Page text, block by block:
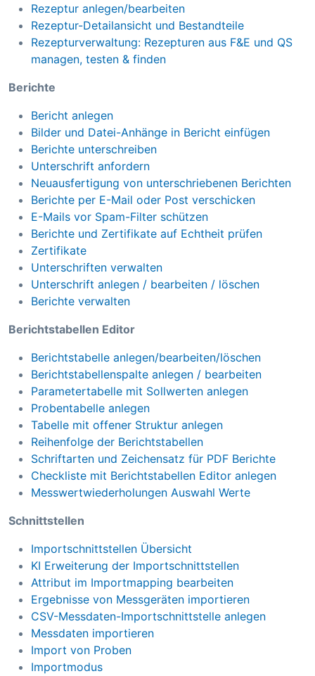
Rezeptur anlegen/bearbeiten
Rezeptur-Detailansicht und Bestandteile
Rezepturverwaltung: Rezepturen aus F&E und QS
managen, testen & finden
Berichte
Bericht anlegen
Bilder und Datei-Anhänge in Bericht einfügen
Berichte unterschreiben
Unterschrift anfordern
Neuausfertigung von unterschriebenen Berichten
Berichte per E-Mail oder Post verschicken
E-Mails vor Spam-Filter schützen
Berichte und Zertifikate auf Echtheit prüfen
Zertifikate
Unterschriften verwalten
Unterschrift anlegen / bearbeiten / löschen
Berichte verwalten
Berichtstabellen Editor
Berichtstabelle anlegen/bearbeiten/löschen
Berichtstabellenspalte anlegen / bearbeiten
Parametertabelle mit Sollwerten anlegen
Probentabelle anlegen
Tabelle mit offener Struktur anlegen
Reihenfolge der Berichtstabellen
Schriftarten und Zeichensatz für PDF Berichte
Checkliste mit Berichtstabellen Editor anlegen
Messwertwiederholungen Auswahl Werte
Schnittstellen
Importschnittstellen Übersicht
KI Erweiterung der Importschnittstellen
Attribut im Importmapping bearbeiten
Ergebnisse von Messgeräten importieren
CSV-Messdaten-Importschnittstelle anlegen
Messdaten importieren
Import von Proben
Importmodus